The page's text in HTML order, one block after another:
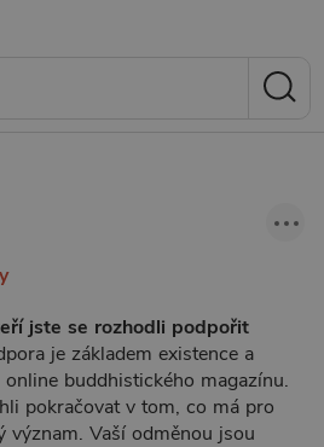
jste se rozhodli podpořit
je základem existence a
buddhistického magazínu.
pokračovat v tom, co má pro
význam. Vaší odměnou jsou